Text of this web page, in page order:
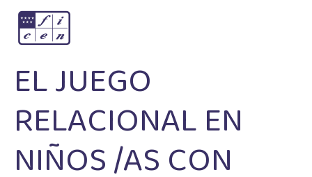
EL JUEGO
RELACIONAL EN
NIÑOS /AS CON